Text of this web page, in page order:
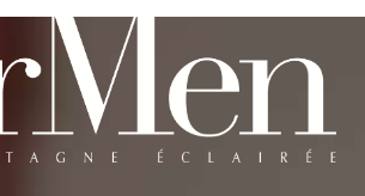
COSTUME
EN
BASSE-
BRETAGNE